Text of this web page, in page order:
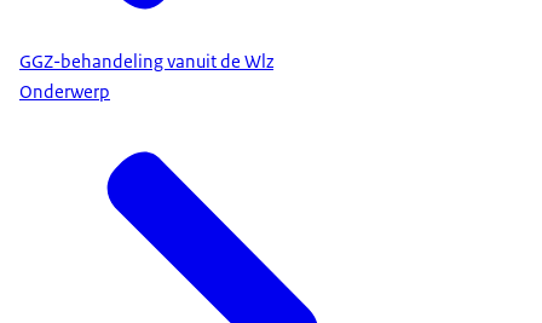
GGZ-behandeling vanuit de Wlz
Onderwerp